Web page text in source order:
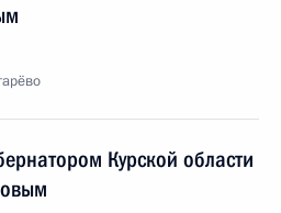
Курской области